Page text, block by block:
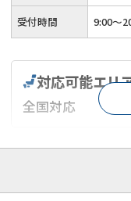
受付時間 9:00～
対応可能エリ
全国対応
対応が親身